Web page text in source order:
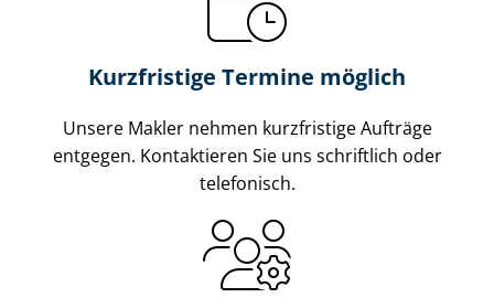
Kurzfristige Termine möglich
Unsere Makler nehmen kurzfristige Aufträge
entgegen. Kontaktieren Sie uns schriftlich oder
telefonisch.